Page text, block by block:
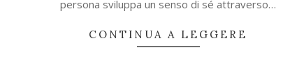
persona sviluppa un senso di sé attraverso…
CONTINUA A LEGGERE